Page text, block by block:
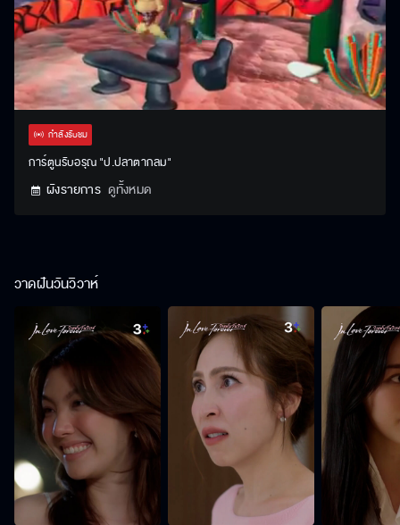
UnmuteStream Settings
กำลังรับชม
การ์ตูนรับอรุณ "ป.ปลาตากลม"
ผังรายการ ดูทั้งหมด
วาดฝันวันวิวาห์